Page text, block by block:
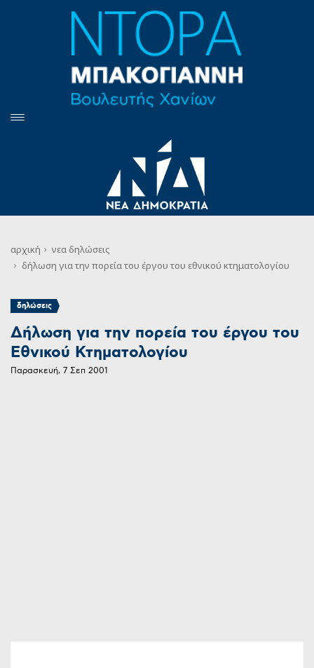
αρχική νεα δηλώσεις
δήλωση για την πορεία του έργου του εθνικού κτηματολογίου
δηλώσεις
Δήλωση για την πορεία του έργου του
Εθνικού Κτηματολογίου
Παρασκευή, 7 Σεπ 2001